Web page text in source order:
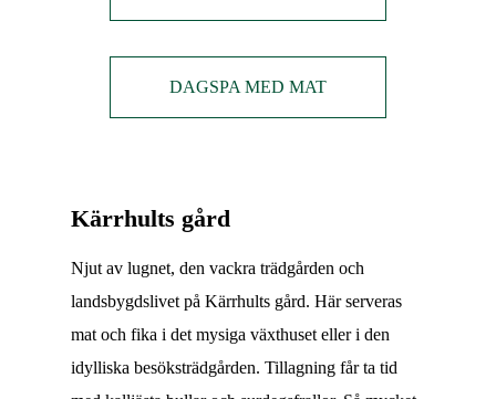
DAGSPA MED MAT
Kärrhults gård
Njut av lugnet, den vackra trädgården och
landsbygdslivet på Kärrhults gård. Här serveras
mat och fika i det mysiga växthuset eller i den
idylliska besöksträdgården. Tillagning får ta tid